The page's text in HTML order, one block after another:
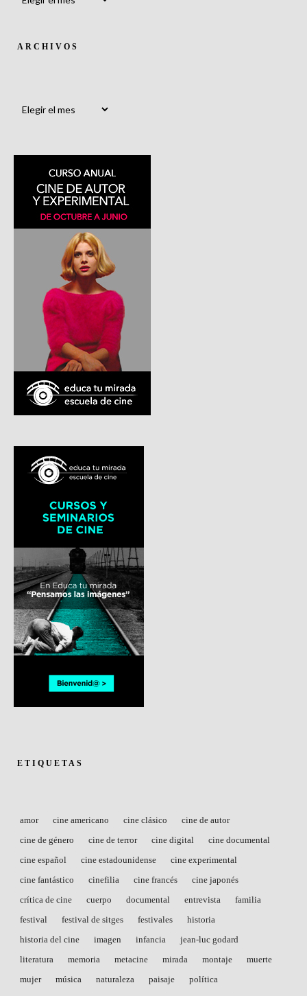
ARCHIVOS
ETIQUETAS
amor cine americano cine clásico
cine de autor
cine de género
cine de terror cine digital
cine documental
cine español
cine estadounidense
cine experimental
cine fantástico
cinefilia cine francés
cine japonés
crítica de cine
cuerpo documental entrevista
familia
festival
festival de sitges festivales
historia
historia del cine
imagen infancia
jean-luc godard
literatura
memoria metacine mirada montaje
muerte
mujer
música naturaleza paisaje
política